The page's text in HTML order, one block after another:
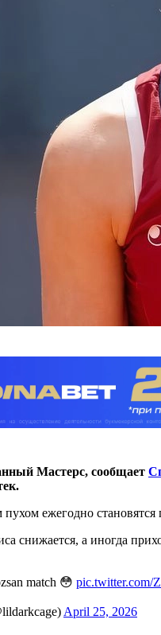
Мастерс, сообщает
ежегодно
снижается, а иногда
match 😳 pic.twitter.com/
April 25, 2026